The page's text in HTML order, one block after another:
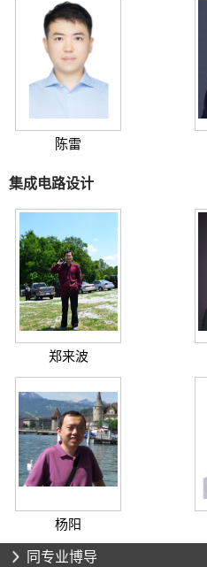
陈雷
集成电路设计
郑来波
杨阳
同专业博导